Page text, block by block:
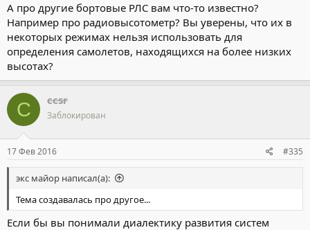
А про другие бортовые РЛС вам что-то известно?
Например про радиовысотометр? Вы уверены, что их в
некоторых режимах нельзя использовать для
определения самолетов, находящихся на более низких
высотах?
C ccsr
Заблокирован
17 Фев 2016 #335
экс майор написал(а):
Тема создавалась про другое...
Если бы вы понимали диалектику развития систем